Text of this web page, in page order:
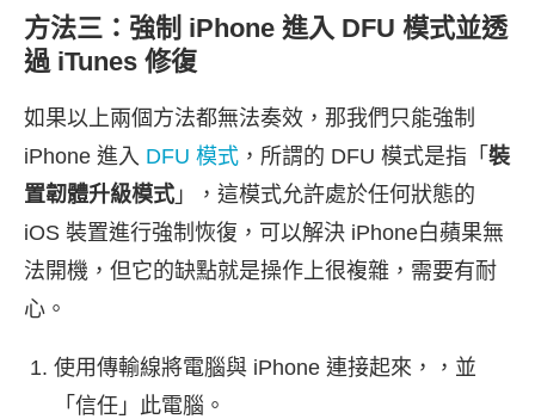
方法三：強制 iPhone 進入 DFU 模式並透
過 iTunes 修復
如果以上兩個方法都無法奏效，那我們只能強制
iPhone 進入 DFU 模式 ，所謂的 DFU 模式是指「 裝
置韌體升級模式 」，這模式允許處於任何狀態的
iOS 裝置進行強制恢復，可以解決 iPhone白蘋果無
法開機，但它的缺點就是操作上很複雜，需要有耐
心。
使用傳輸線將電腦與 iPhone 連接起來，，並
「信任」此電腦。